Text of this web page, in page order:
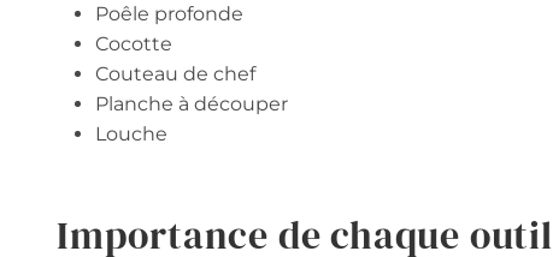
Poêle profonde
Cocotte
Couteau de chef
Planche à découper
Louche
Importance de chaque outil